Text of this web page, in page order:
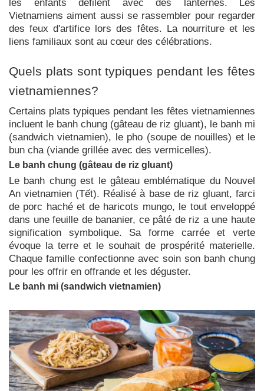
Vietnamiens aiment aussi se rassembler pour regarder
des feux d'artifice lors des fêtes. La nourriture et les
liens familiaux sont au cœur des célébrations.
Quels plats sont typiques pendant les fêtes
vietnamiennes?
Certains plats typiques pendant les fêtes vietnamiennes
incluent le banh chung (gâteau de riz gluant), le banh mi
(sandwich vietnamien), le pho (soupe de nouilles) et le
bun cha (viande grillée avec des vermicelles).
Le banh chung (gâteau de riz gluant)
Le banh chung est le gâteau emblématique du Nouvel
An vietnamien (Tết). Réalisé à base de riz gluant, farci
de porc haché et de haricots mungo, le tout enveloppé
dans une feuille de bananier, ce pâté de riz a une haute
signification symbolique. Sa forme carrée et verte
évoque la terre et le souhait de prospérité materielle.
Chaque famille confectionne avec soin son banh chung
pour les offrir en offrande et les déguster.
Le banh mi (sandwich vietnamien)